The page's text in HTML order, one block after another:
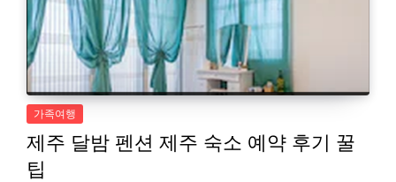
가족여행
제주 달밤 펜션 제주 숙소 예약 후기 꿀
팁